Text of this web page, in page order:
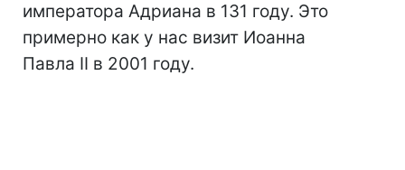
императора Адриана в 131 году. Это
примерно как у нас визит Иоанна
Павла II в 2001 году.